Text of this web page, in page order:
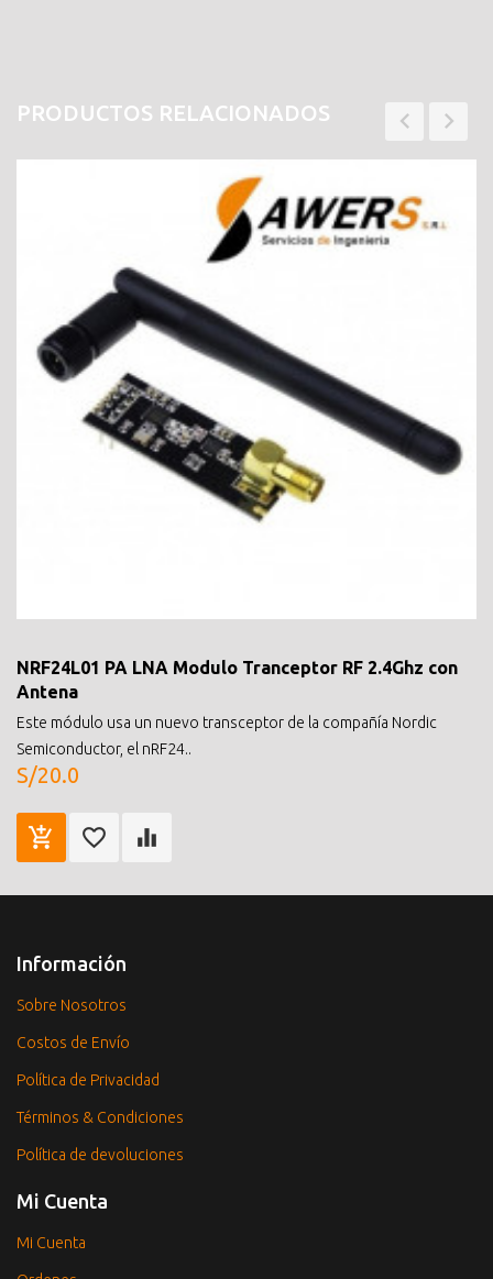
PRODUCTOS RELACIONADOS
NRF24L01 PA LNA Modulo Tranceptor RF 2.4Ghz con
Antena
Este módulo usa un nuevo transceptor de la compañía Nordic
Semiconductor, el nRF24..
S/20.0
Información
Sobre Nosotros
Costos de Envío
Política de Privacidad
Términos & Condiciones
Política de devoluciones
Mi Cuenta
Mi Cuenta